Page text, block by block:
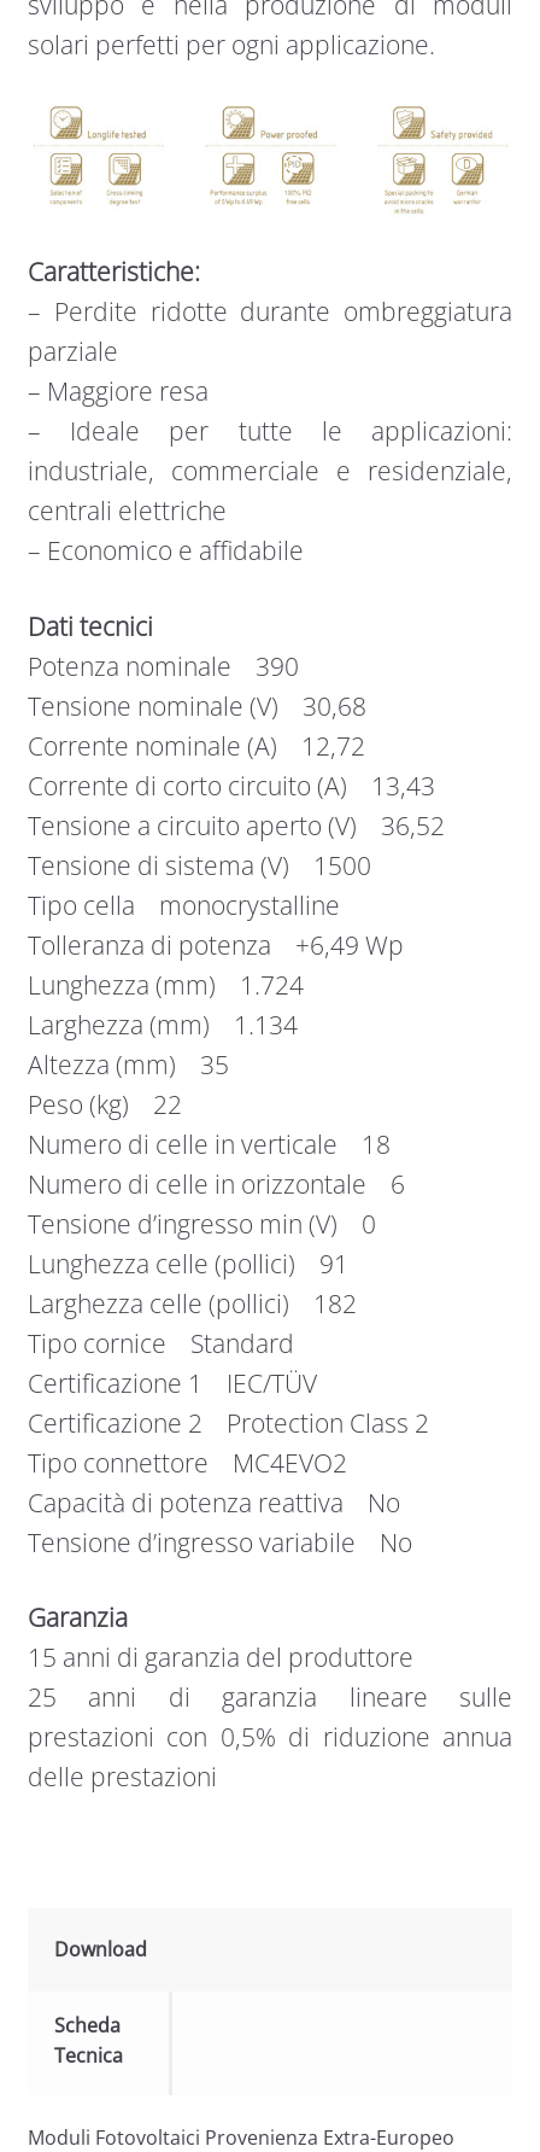
solari perfetti per ogni applicazione.
Caratteristiche:
– Perdite ridotte durante ombreggiatura
parziale
– Maggiore resa
– Ideale per tutte le applicazioni:
industriale, commerciale e residenziale,
centrali elettriche
– Economico e affidabile
Dati tecnici
Potenza nominale 390
Tensione nominale (V) 30,68
Corrente nominale (A) 12,72
Corrente di corto circuito (A) 13,43
Tensione a circuito aperto (V) 36,52
Tensione di sistema (V) 1500
Tipo cella monocrystalline
Tolleranza di potenza +6,49 Wp
Lunghezza (mm) 1.724
Larghezza (mm) 1.134
Altezza (mm) 35
Peso (kg) 22
Numero di celle in verticale 18
Numero di celle in orizzontale 6
Tensione d’ingresso min (V) 0
Lunghezza celle (pollici) 91
Larghezza celle (pollici) 182
Tipo cornice Standard
Certificazione 1 IEC/TÜV
Certificazione 2 Protection Class 2
Tipo connettore MC4EVO2
Capacità di potenza reattiva No
Tensione d’ingresso variabile No
Garanzia
15 anni di garanzia del produttore
25 anni di garanzia lineare sulle
prestazioni con 0,5% di riduzione annua
delle prestazioni
Download
Scheda
Tecnica
Moduli Fotovoltaici Provenienza Extra-Europeo